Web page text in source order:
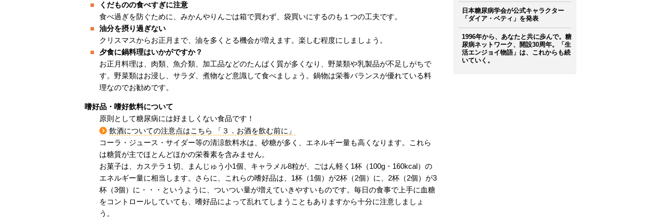
くだものの食べすぎに注意
食べ過ぎを防ぐために、みかんやりんごは箱で買わず、袋買いにするのも１つの工夫です。
油分を摂り過ぎない
クリスマスからお正月まで、油を多くとる機会が増えます。楽しむ程度にしましょう。
夕食に鍋料理はいかがですか？
お正月料理は、肉類、魚介類、加工品などのたんぱく質が多くなり、野菜類や乳製品が不足しがちで
す。野菜類はお浸し、サラダ、煮物など意識して食べましょう。鍋物は栄養バランスが優れている料
理なのでお勧めです。
嗜好品・嗜好飲料について
原則として糖尿病には好ましくない食品です！
飲酒についての注意点はこちら 「３．お酒を飲む前に」
コーラ・ジュース・サイダー等の清涼飲料水は、砂糖が多く、エネルギー量も高くなります。これら
は糖質が主でほとんどほかの栄養素を含みません。
お菓子は、カステラ１切、まんじゅう小1個、キャラメル8粒が、ごはん軽く1杯（100g・160kcal）の
エネルギー量に相当します。さらに、これらの嗜好品は、1杯（1個）が2杯（2個）に、2杯（2個）が3
杯（3個）に・・・というように、ついつい量が増えていきやすいものです。毎日の食事で上手に血糖
をコントロールしていても、嗜好品によって乱れてしまうこともありますから十分に注意しましょ
う。
日本糖尿病学会が公式キャラクター
「ダイア・ベティ」を発表
1996年から、あなたと共に歩んで。糖
尿病ネットワーク、開設30周年。「生
活エンジョイ物語」は、これからも続
いていく。